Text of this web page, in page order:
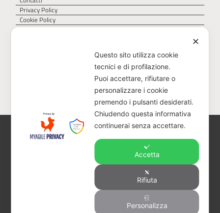
Privacy Policy
Cookie Policy
AGER – Agenzia Territoriale della Regione Puglia
per il servizio di gestione dei rifiuti – Via Delle
Magnolie 6/8, 70026 Z.I. Modugno (BA)
CF 93473040728 – PEC:
protocollo@pec.ager.puglia.it – TEL: 0805407750
Visitatori totali:
✕
Questo sito utilizza cookie
tecnici e di profilazione.
Puoi accettare, rifiutare o
personalizzare i cookie
premendo i pulsanti desiderati.
Chiudendo questa informativa
continuerai senza accettare.
Accetta
Rifiuta
Personalizza